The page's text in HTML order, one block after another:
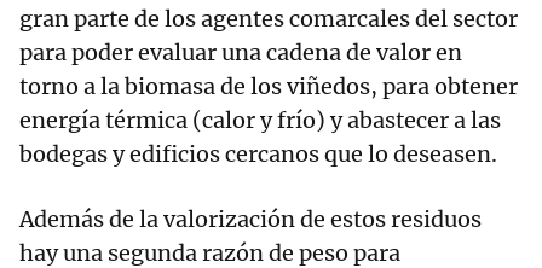
gran parte de los agentes comarcales del sector
para poder evaluar una cadena de valor en
torno a la biomasa de los viñedos, para obtener
energía térmica (calor y frío) y abastecer a las
bodegas y edificios cercanos que lo deseasen.
Además de la valorización de estos residuos
hay una segunda razón de peso para